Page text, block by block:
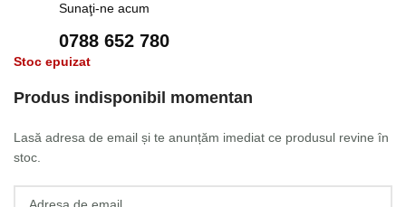
Sunaţi-ne acum
0788 652 780
Stoc epuizat
Produs indisponibil momentan
Lasă adresa de email și te anunțăm imediat ce produsul revine în
stoc.